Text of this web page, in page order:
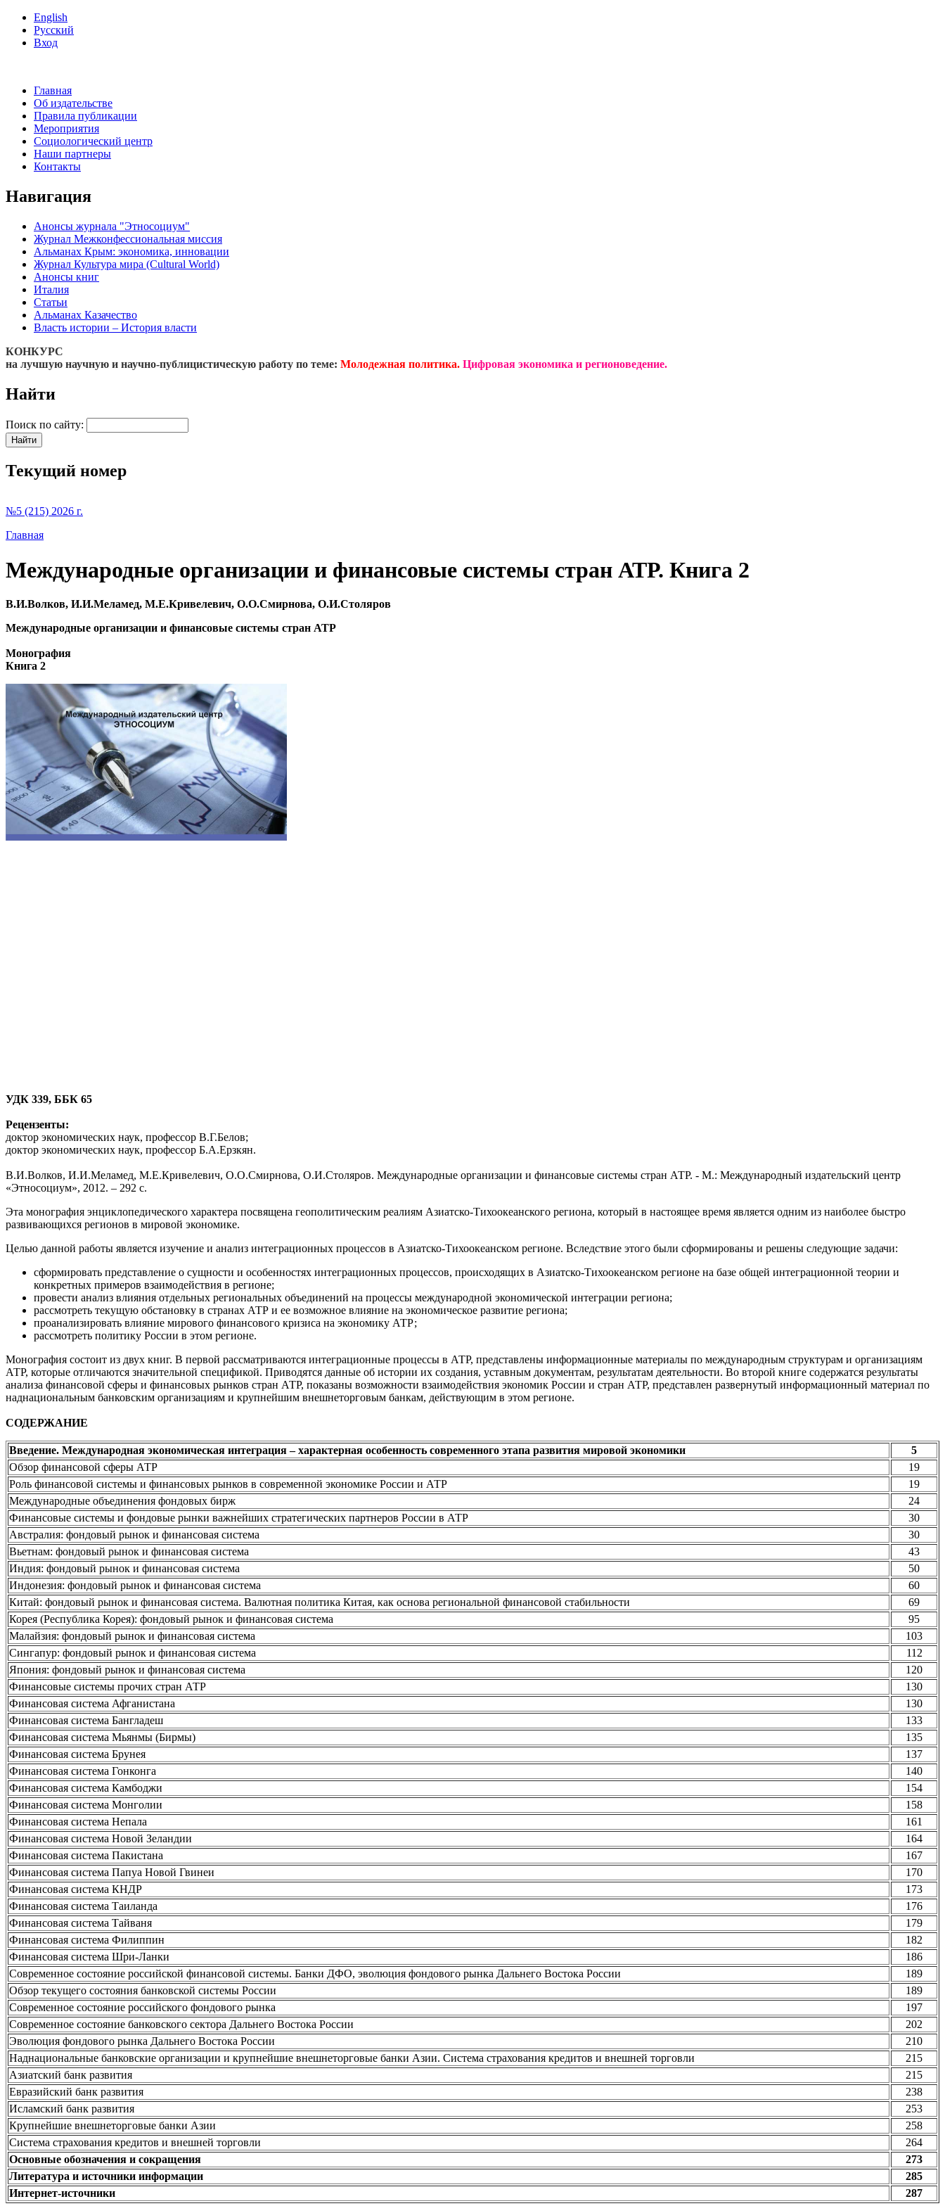
English
Русский
Вход
Главная
Об издательстве
Правила публикации
Мероприятия
Социологический центр
Наши партнеры
Контакты
Навигация
Анонсы журнала "Этносоциум"
Журнал Межконфессиональная миссия
Альманах Крым: экономика, инновации
Журнал Культура мира (Cultural World)
Анонсы книг
Италия
Статьи
Альманах Казачество
Власть истории – История власти
КОНКУРС
на лучшую научную и научно-публицистическую работу по теме: Молодежная политика. Цифровая экономика и регионоведение.
Найти
Поиск по сайту:
Текущий номер
№5 (215) 2026 г.
Главная
Международные организации и финансовые системы стран АТР. Книга 2
В.И.Волков, И.И.Меламед, М.Е.Кривелевич, О.О.Смирнова, О.И.Столяров
Международные организации и финансовые системы стран АТР
Монография
Книга 2
УДК 339, ББК 65
Рецензенты:
доктор экономических наук, профессор В.Г.Белов;
доктор экономических наук, профессор Б.А.Ерзкян.
В.И.Волков, И.И.Меламед, М.Е.Кривелевич, О.О.Смирнова, О.И.Столяров. Международные организации и финансовые системы стран АТР. - М.: Международный издательский центр
«Этносоциум», 2012. – 292 с.
Эта монография энциклопедического характера посвящена геополитическим реалиям Азиатско-Тихоокеанского региона, который в настоящее время является одним из наиболее быстро
развивающихся регионов в мировой экономике.
Целью данной работы является изучение и анализ интеграционных процессов в Азиатско-Тихоокеанском регионе. Вследствие этого были сформированы и решены следующие задачи:
сформировать представление о сущности и особенностях интеграционных процессов, происходящих в Азиатско-Тихоокеанском регионе на базе общей интеграционной теории и
конкретных примеров взаимодействия в регионе;
провести анализ влияния отдельных региональных объединений на процессы международной экономической интеграции региона;
рассмотреть текущую обстановку в странах АТР и ее возможное влияние на экономическое развитие региона;
проанализировать влияние мирового финансового кризиса на экономику АТР;
рассмотреть политику России в этом регионе.
Монография состоит из двух книг. В первой рассматриваются интеграционные процессы в АТР, представлены информационные материалы по международным структурам и организациям
АТР, которые отличаются значительной спецификой. Приводятся данные об истории их создания, уставным документам, результатам деятельности. Во второй книге содержатся результаты
анализа финансовой сферы и финансовых рынков стран АТР, показаны возможности взаимодействия экономик России и стран АТР, представлен развернутый информационный материал по
наднациональным банковским организациям и крупнейшим внешнеторговым банкам, действующим в этом регионе.
СОДЕРЖАНИЕ
Введение. Международная экономическая интеграция – характерная особенность современного этапа развития мировой экономики
5
Обзор финансовой сферы АТР
19
Роль финансовой системы и финансовых рынков в современной экономике России и АТР
19
Международные объединения фондовых бирж
24
Финансовые системы и фондовые рынки важнейших стратегических партнеров России в АТР
30
Австралия: фондовый рынок и финансовая система
30
Вьетнам: фондовый рынок и финансовая система
43
Индия: фондовый рынок и финансовая система
50
Индонезия: фондовый рынок и финансовая система
60
Китай: фондовый рынок и финансовая система. Валютная политика Китая, как основа региональной финансовой стабильности
69
Корея (Республика Корея): фондовый рынок и финансовая система
95
Малайзия: фондовый рынок и финансовая система
103
Сингапур: фондовый рынок и финансовая система
112
Япония: фондовый рынок и финансовая система
120
Финансовые системы прочих стран АТР
130
Финансовая система Афганистана
130
Финансовая система Бангладеш
133
Финансовая система Мьянмы (Бирмы)
135
Финансовая система Брунея
137
Финансовая система Гонконга
140
Финансовая система Камбоджи
154
Финансовая система Монголии
158
Финансовая система Непала
161
Финансовая система Новой Зеландии
164
Финансовая система Пакистана
167
Финансовая система Папуа Новой Гвинеи
170
Финансовая система КНДР
173
Финансовая система Таиланда
176
Финансовая система Тайваня
179
Финансовая система Филиппин
182
Финансовая система Шри-Ланки
186
Современное состояние российской финансовой системы. Банки ДФО, эволюция фондового рынка Дальнего Востока России
189
Обзор текущего состояния банковской системы России
189
Современное состояние российского фондового рынка
197
Современное состояние банковского сектора Дальнего Востока России
202
Эволюция фондового рынка Дальнего Востока России
210
Наднациональные банковские организации и крупнейшие внешнеторговые банки Азии. Система страхования кредитов и внешней торговли
215
Азиатский банк развития
215
Евразийский банк развития
238
Исламский банк развития
253
Крупнейшие внешнеторговые банки Азии
258
Система страхования кредитов и внешней торговли
264
Основные обозначения и сокращения
273
Литература и источники информации
285
Интернет-источники
287